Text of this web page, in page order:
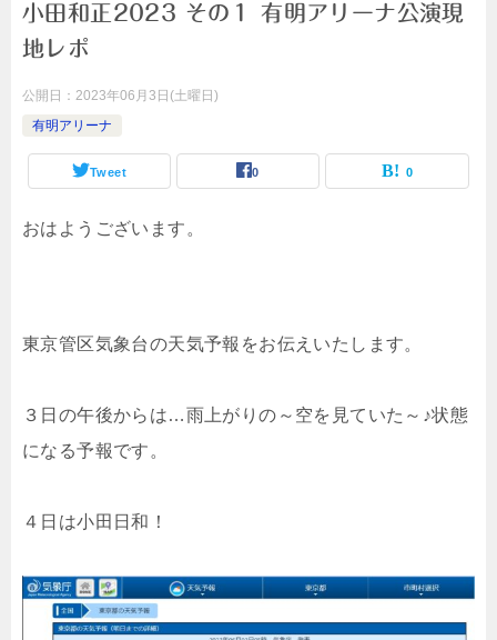
小田和正2023 その１ 有明アリーナ公演現
地レポ
公開日： 2023年06月3日(土曜日)
有明アリーナ
Tweet 0 0
おはようございます。
東京管区気象台の天気予報をお伝えいたします。
３日の午後からは…雨上がりの～空を見ていた～♪状態
になる予報です。
４日は小田日和！